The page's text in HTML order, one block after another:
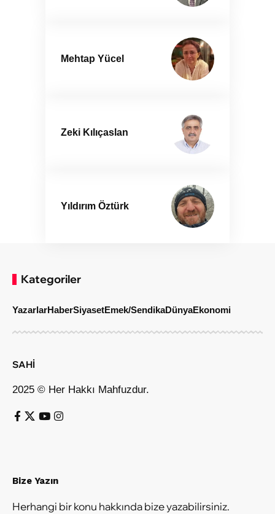
Mehtap Yücel
Zeki Kılıçaslan
Yıldırım Öztürk
Kategoriler
YazarlarHaberSiyasetEmek/SendikaDünyaEkonomi
SAHİ
2025 © Her Hakkı Mahfuzdur.
Bize Yazın
Herhangi bir konu hakkında bize yazabilirsiniz.